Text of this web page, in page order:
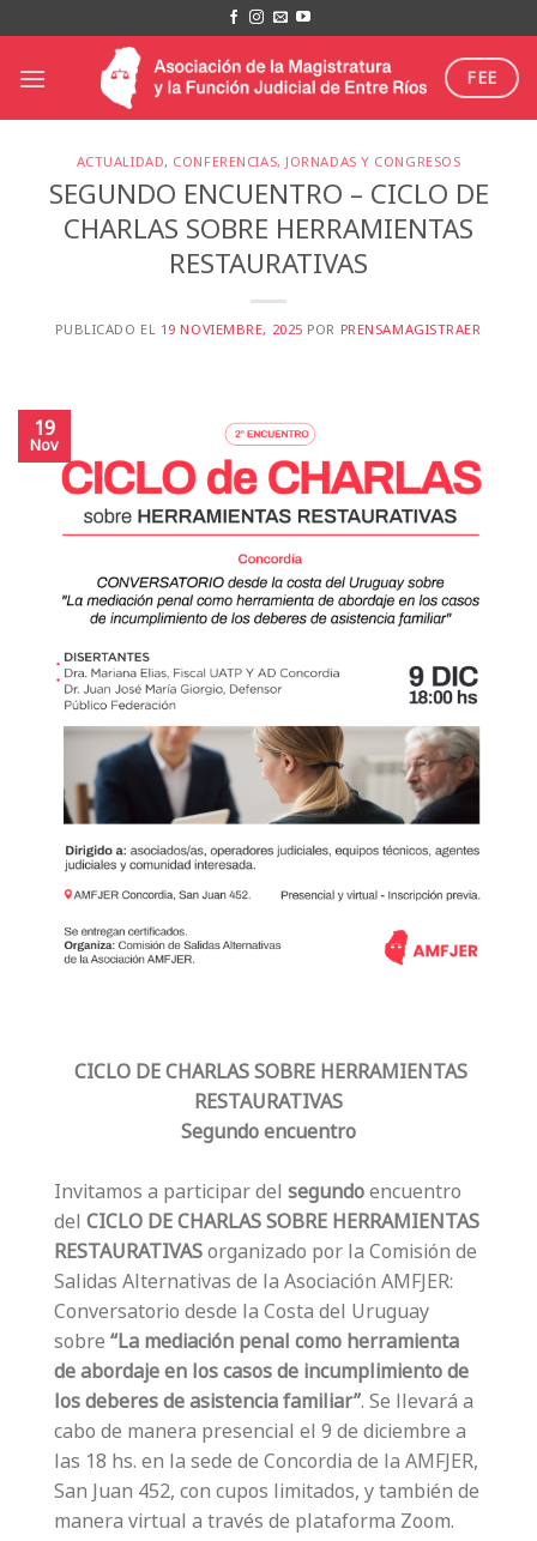
al
contenido
FEE
ACTUALIDAD, CONFERENCIAS, JORNADAS Y CONGRESOS
SEGUNDO ENCUENTRO – CICLO DE
CHARLAS SOBRE HERRAMIENTAS
RESTAURATIVAS
PUBLICADO EL 19 NOVIEMBRE, 2025 POR PRENSAMAGISTRAER
19
Nov
CICLO DE CHARLAS SOBRE HERRAMIENTAS
RESTAURATIVAS
Segundo encuentro
Invitamos a participar del segundoencuentro
del CICLO DE CHARLAS SOBRE HERRAMIENTAS
RESTAURATIVASorganizado por la Comisión de
Salidas Alternativas de la Asociación AMFJER:
Conversatorio desde la Costa del Uruguay
sobre“La mediación penal como herramienta
de abordaje en los casos de incumplimiento de
los deberes de asistencia familiar”. Se llevará a
cabo de manera presencial el 9 de diciembre a
las 18 hs. en la sede de Concordia de la AMFJER,
San Juan 452, con cupos limitados, y también de
manera virtual a través de plataforma Zoom.